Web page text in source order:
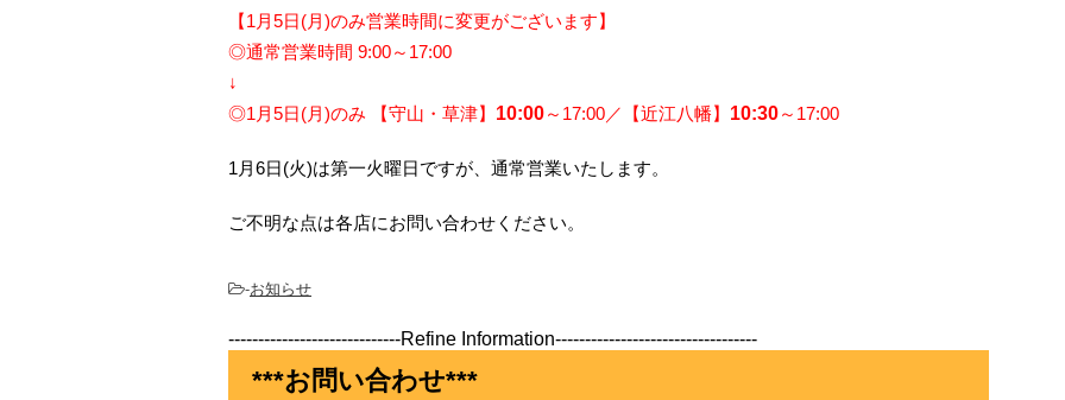
【1月5日(月)のみ営業時間に変更がございます】
◎通常営業時間 9:00～17:00
↓
◎1月5日(月)のみ 【守山・草津】 10:00～17:00／【近江八幡】 10:30～17:00
1月6日(火)は第一火曜日ですが、通常営業いたします。
ご不明な点は各店にお問い合わせください。
-お知らせ
-----------------------------Refine Information----------------------------------
***お問い合わせ***